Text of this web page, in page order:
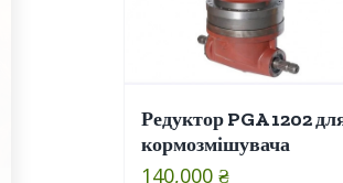
Редуктор PGA 1202
кормозмішувача
140,000 ₴